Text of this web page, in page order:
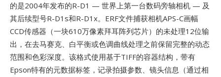
的是2004年发布的R-D1 — 世界上第一台数码旁轴相机 — 及
其后续型号R-D1s和R-D1x。ERF文件捕获相机APS-C画幅
CCD传感器（一块610万像素拜耳阵列芯片）的未处理12位输
出，在去马赛克、白平衡或色调曲线处理之前保留完整的动态
范围和色彩深度。该格式使用基于TIFF的容器结构，带有
Epson特有的元数据标签，记录拍摄参数、镜头信息（通过相